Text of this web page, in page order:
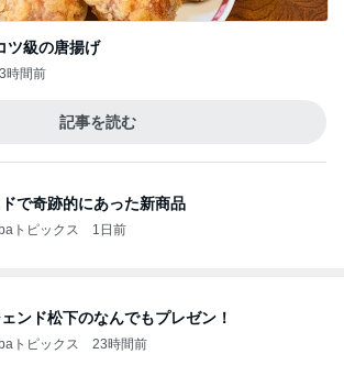
ツ級の唐揚げ
時間前
記事を読む
ドで奇跡的にあった新商品
トピックス 1日前
ンド松下のなんでもプレゼン！
トピックス 23時間前